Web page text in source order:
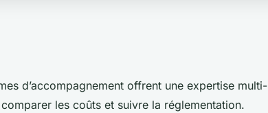
d’accompagnement offrent une expertise multi-
les coûts et suivre la réglementation.